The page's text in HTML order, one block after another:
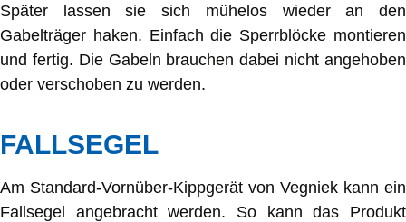
Später lassen sie sich mühelos wieder an den
Gabelträger haken. Einfach die Sperrblöcke montieren
und fertig. Die Gabeln brauchen dabei nicht angehoben
oder verschoben zu werden.
FALLSEGEL
Am Standard-Vornüber-Kippgerät von Vegniek kann ein
Fallsegel angebracht werden. So kann das Produkt